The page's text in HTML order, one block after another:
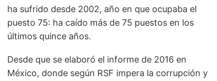
ha sufrido desde 2002, año en que ocupaba el
puesto 75: ha caído más de 75 puestos en los
últimos quince años.
Desde que se elaboró el informe de 2016 en
México, donde según RSF impera la corrupción y